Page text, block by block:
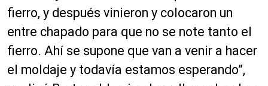
fierro, y después vinieron y colocaron un
entre chapado para que no se note tanto el
fierro. Ahí se supone que van a venir a hacer
el moldaje y todavía estamos esperando”,